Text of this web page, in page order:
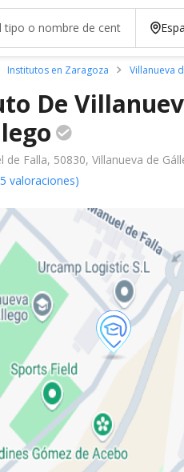
Institutos en Zaragoza Villanueva
De
de Falla, 50830, Villanueva de
valoraciones)